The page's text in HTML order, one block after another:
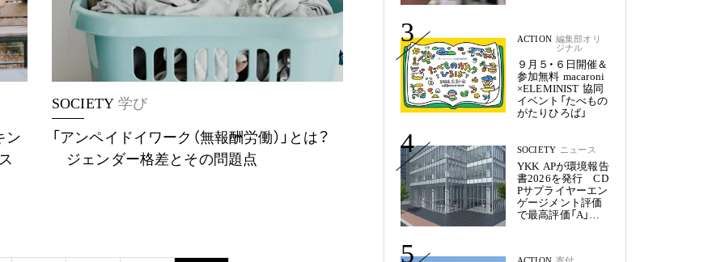
ン
SOCIETY 学び
「アンペイドイワーク（無報酬労働）」とは？
ジェンダー格差とその問題点
3 ACTION 編集部オリ
ジナル
９月５・６日開催＆
参加無料 macaroni
×ELEMINIST 協同
イベント「たべもの
がたりひろば」
4 SOCIETY ニュース
YKK APが環境報告
書2026を発行 CD
Pサプライヤーエン
ゲージメント評価
で最高評価「A」を
5